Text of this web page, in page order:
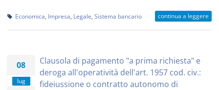
Economica Impresa Legale Sistema bancario continua a leggere
08
lug
Clausola di pagamento "a prima richiesta" e
deroga all'operatività dell'art. 1957 cod. civ.:
fideiussione o contratto autonomo di